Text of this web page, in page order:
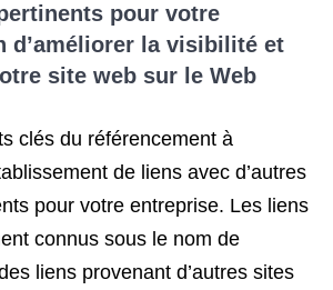
pour votre
d’améliorer la visibilité et
site web sur le Web
clés du référencement à
de liens avec d’autres
pour votre entreprise. Les liens
connus sous le nom de
liens provenant d’autres sites